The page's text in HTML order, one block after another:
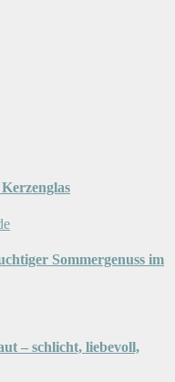
Sommergenuss im
– schlicht, liebevoll,